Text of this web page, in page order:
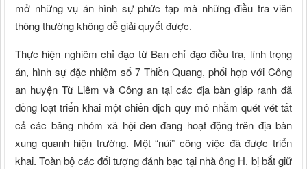
mở những vụ án hình sự phức tạp mà những điều tra viên
thông thường không dễ giải quyết được.
Thực hiện nghiêm chỉ đạo từ Ban chỉ đạo điều tra, lính trọng
án, hình sự đặc nhiệm số 7 Thiền Quang, phối hợp với Công
an huyện Từ Liêm và Công an tại các địa bàn giáp ranh đã
đồng loạt triển khai một chiến dịch quy mô nhằm quét vét tất
cả các băng nhóm xã hội đen đang hoạt động trên địa bàn
xung quanh hiện trường. Một “núi” công việc đã được triển
khai. Toàn bộ các đối tượng đánh bạc tại nhà ông H. bị bắt giữ